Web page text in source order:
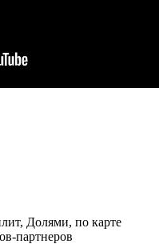
Долями, по карте
партнеров